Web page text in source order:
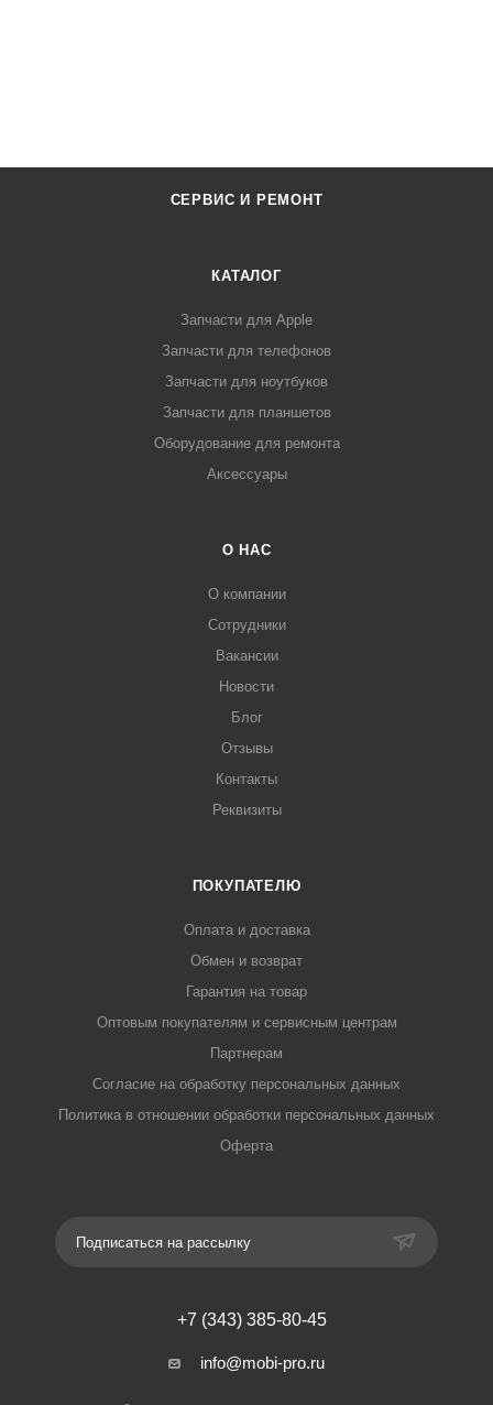
СЕРВИС И РЕМОНТ
КАТАЛОГ
Запчасти для Apple
Запчасти для телефонов
Запчасти для ноутбуков
Запчасти для планшетов
Оборудование для ремонта
Аксессуары
О НАС
О компании
Сотрудники
Вакансии
Новости
Блог
Отзывы
Контакты
Реквизиты
ПОКУПАТЕЛЮ
Оплата и доставка
Обмен и возврат
Гарантия на товар
Оптовым покупателям и сервисным центрам
Партнерам
Согласие на обработку персональных данных
Политика в отношении обработки персональных данных
Оферта
Подписаться на рассылку
+7 (343) 385-80-45
info@mobi-pro.ru